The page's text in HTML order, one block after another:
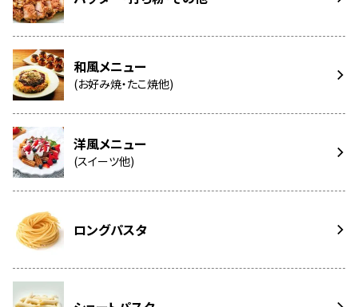
和風メニュー
(お好み焼・たこ焼他)
洋風メニュー
(スイーツ他)
ロングパスタ